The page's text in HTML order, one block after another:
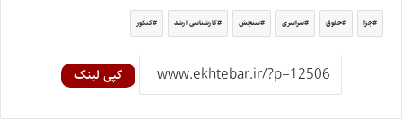
جزا حقوق سراسری سنجش کارشناسی ارشد کنکور
کپی لینک